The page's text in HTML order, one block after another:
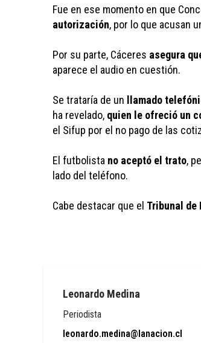
Fue en ese momento en que
autorización, por lo que acusan
Por su parte, Cáceres asegura
aparece el audio en cuestión.
Se trataría de un llamado
ha revelado, quien le ofreció un
el Sifup por el no pago de las
El futbolista no aceptó el trato,
lado del teléfono.
Cabe destacar que el Tribunal de
Leonardo Medina
Periodista
leonardo.medina@lanacion.cl